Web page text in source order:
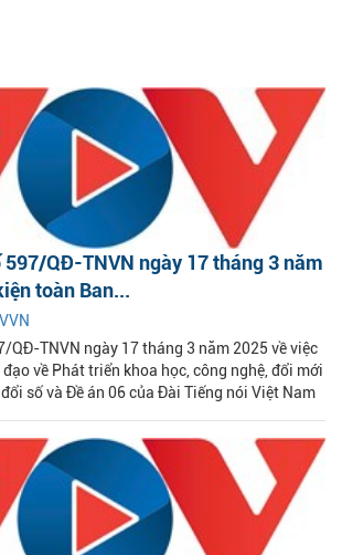
597/QĐ-TNVN ngày 17 tháng 3 năm
toàn Ban...
QĐ-TNVN ngày 17 tháng 3 năm 2025 về việc
về Phát triển khoa học, công nghệ, đổi mới
số và Đề án 06 của Đài Tiếng nói Việt Nam